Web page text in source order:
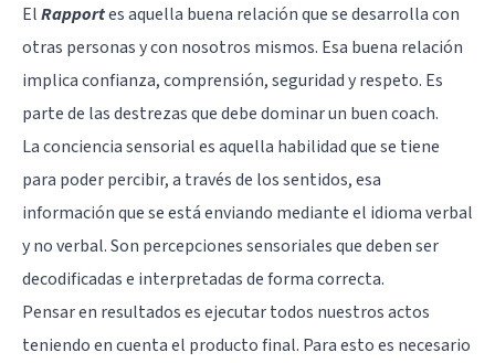
ElRapportes aquella buena relación que se desarrolla con
otras personas y con nosotros mismos. Esa buena relación
implica confianza, comprensión, seguridad y respeto. Es
parte de las destrezas que debe dominar un buen coach.
La conciencia sensorial es aquella habilidad que se tiene
para poder percibir, a través de los sentidos, esa
información que se está enviando mediante el idioma verbal
y no verbal. Son percepciones sensoriales que deben ser
decodificadas e interpretadas de forma correcta.
Pensar en resultados es ejecutar todos nuestros actos
teniendo en cuenta el producto final. Para esto es necesario